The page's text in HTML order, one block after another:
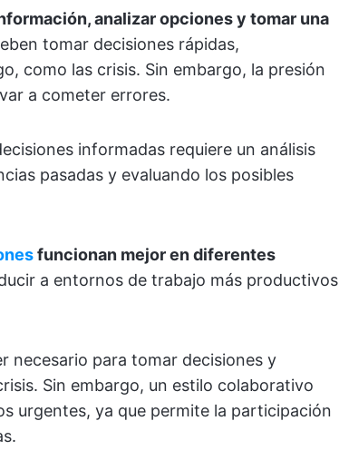
analizar opciones y tomar una
tomar decisiones rápidas,
como las crisis. Sin embargo, la presión
a cometer errores.
informadas requiere un análisis
pasadas y evaluando los posibles
funcionan mejor en diferentes
a entornos de trabajo más productivos
necesario para tomar decisiones y
Sin embargo, un estilo colaborativo
urgentes, ya que permite la participación